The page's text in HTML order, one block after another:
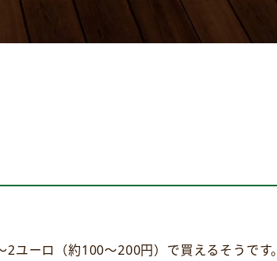
ユーロ（約100～200円）で買えるそうです。